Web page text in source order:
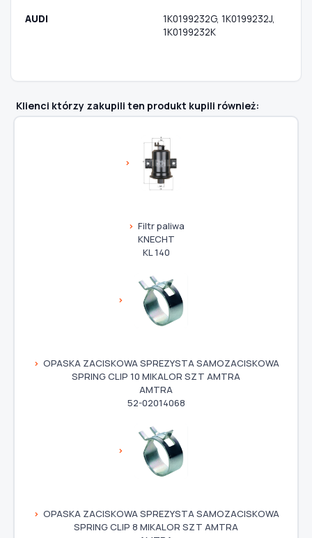
AUDI
1K0199232G, 1K0199232J,
1K0199232K
Klienci którzy zakupili ten produkt kupili również:
Filtr paliwa
KNECHT
KL 140
OPASKA ZACISKOWA SPREZYSTA SAMOZACISKOWA
SPRING CLIP 10 MIKALOR SZT AMTRA
AMTRA
52-02014068
OPASKA ZACISKOWA SPREZYSTA SAMOZACISKOWA
SPRING CLIP 8 MIKALOR SZT AMTRA